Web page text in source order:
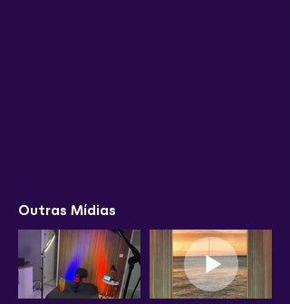
Outras Mídias